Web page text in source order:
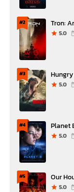
#2 Tron:
5.0
#3 Hungry
5.0
#4 Planet
5.0
#5 Our
5.0